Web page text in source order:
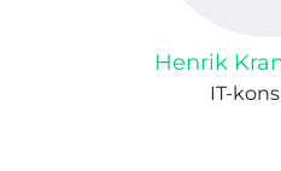
Henrik
IT-